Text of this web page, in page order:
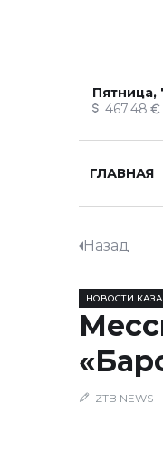
Пятница,
467.48
ГЛАВНАЯ
Назад
НОВОСТИ
ZTB NEWS